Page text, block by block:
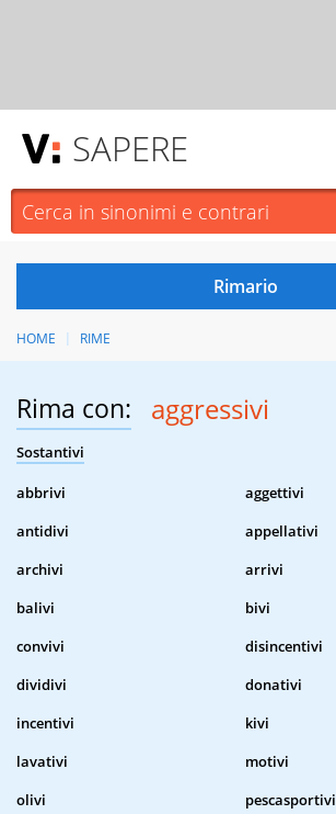
SAPERE
HOME RIME
Rima con: aggressivi
Sostantivi
abbrivi
aggettivi
antidivi
appellativi
archivi
arrivi
balivi
bivi
convivi
disincentivi
dividivi
donativi
incentivi
kivi
lavativi
motivi
olivi
pescasportivi